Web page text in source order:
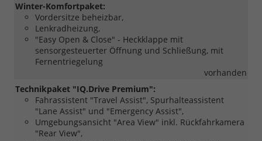
Winter-Komfortpaket:
Vordersitze beheizbar,
Lenkradheizung,
"Easy Open & Close" - Heckklappe mit
sensorgesteuerter Öffnung und Schließung, mit
Fernentriegelung
vorhanden
Technikpaket "IQ.Drive Premium":
Fahrassistent "Travel Assist", Spurhalteassistent
"Lane Assist" und "Emergency Assist",
Umgebungsansicht "Area View" inkl. Rückfahrkamera
"Rear View",